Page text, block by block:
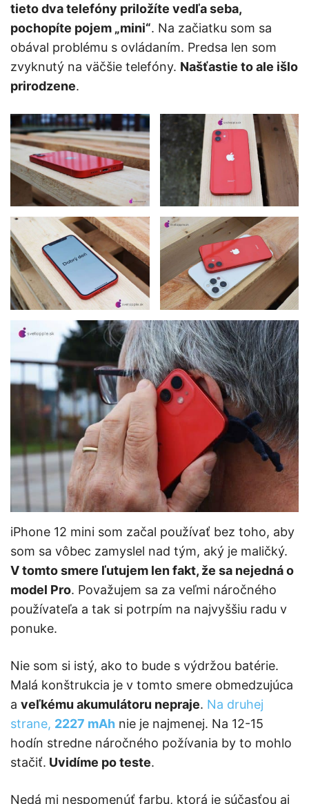
tieto dva telefóny priložíte vedľa seba,
pochopíte pojem „mini“. Na začiatku som sa
obával problému s ovládaním. Predsa len som
zvyknutý na väčšie telefóny. Našťastie to ale išlo
prirodzene.
iPhone 12 mini som začal používať bez toho, aby
som sa vôbec zamyslel nad tým, aký je maličký.
V tomto smere ľutujem len fakt, že sa nejedná o
model Pro. Považujem sa za veľmi náročného
používateľa a tak si potrpím na najvyššiu radu v
ponuke.
Nie som si istý, ako to bude s výdržou batérie.
Malá konštrukcia je v tomto smere obmedzujúca
a veľkému akumulátoru nepraje. Na druhej
strane, 2227 mAh nie je najmenej. Na 12-15
hodín stredne náročného požívania by to mohlo
stačiť. Uvidíme po teste.
Nedá mi nespomenúť farbu, ktorá je súčasťou aj